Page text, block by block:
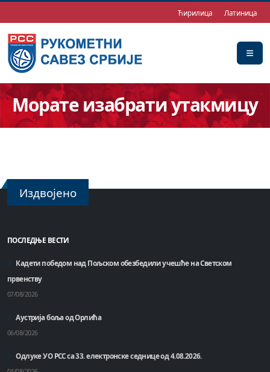
Ћирилица Латиница
Морате изабрати утакмицу
Издвојено
ПОСЛЕДЊЕ ВЕСТИ
Кадети победом над Пољском обезбедили учешће на Светском
првенству
07/08/2026
Аустрија боља од Орлића
06/08/2026
Одлуке УО РСС са 33. електронске седнице од 4.08.2026.